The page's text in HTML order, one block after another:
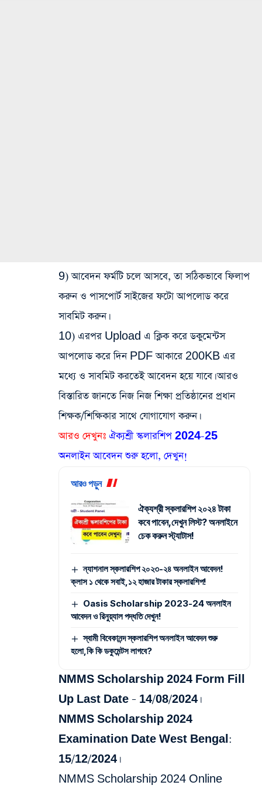
9) আবেদন ফর্মটি চলে আসবে, তা সঠিকভাবে ফিলাপ
করুন ও পাসপোর্ট সাইজের ফটো আপলোড করে
সাবমিট করুন।
10) এরপর Upload এ ক্লিক করে ডকুমেন্টস
আপলোড করে দিন PDF আকারে 200KB এর
মধ্যে ও সাবমিট করতেই আবেদন হয়ে যাবে। আরও
বিস্তারিত জানতে নিজ নিজ শিক্ষা প্রতিষ্ঠানের প্রধান
শিক্ষক/শিক্ষিকার সাথে যোগাযোগ করুন।
আরও দেখুনঃ ঐক্যশ্রী স্কলারশিপ 2024-25
অনলাইন আবেদন শুরু হলো, দেখুন!
আরও পড়ুন
ঐক্যশ্রী স্কলারশিপ ২০২৪ টাকা
কবে পাবেন,দেখুন লিস্ট? অনলাইনে
চেক করুন স্ট্যাটাস!
ন্যাশনাল স্কলারশিপ ২০২৩-২৪ অনলাইন আবেদন!
ক্লাস ১ থেকে সবাই,১২ হাজার টাকার স্কলারশিপ!
Oasis Scholarship 2023-24 অনলাইন
আবেদন ও রিনুয়্যাল পদ্ধতি দেখুন!
স্বামী বিবেকানন্দ স্কলারশিপ অনলাইন আবেদন শুরু
হলো,কি কি ডকুমেন্টস লাগবে?
NMMS Scholarship 2024 Form Fill
Up Last Date – 14/08/2024।
NMMS Scholarship 2024
Examination Date West Bengal:
15/12/2024।
NMMS Scholarship 2024 Online